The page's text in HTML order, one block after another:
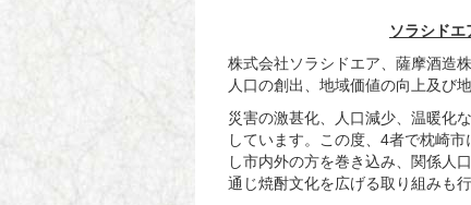
ソラシド
株式会社ソラシドエア、薩摩酒造
人口の創出、地域価値の向上及び
災害の激甚化、人口減少、温暖化
しています。この度、 4者で枕崎市
し市内外の方を巻き込み、関係人
通じ焼酎文化を広げる取り組みも行